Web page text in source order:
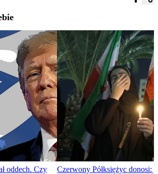
oddech. Czy
Czerwony Półksiężyc donosi: